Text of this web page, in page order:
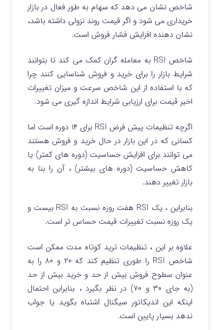
شاخص نشان می دهد که سهام به طور فعال در بازار
خریداری می شود و اگر قیمت روند نزولی داشته باشد،
نشان دهنده افزایش فشار فروش است.
شاخص RSI به معامله گران کمک می کند تا بتوانند
شرایط بازار را برای خرید و فروش شناسایی کنند چرا
که با استفاده از این شاخص سرعت و میزان تغییرات
اخیر قیمت برای ارزیابی شرایط اندازه گیری می شود.
اگرچه تنظیمات پیش فرض RSI برای ۱۴ دوره است اما
کسانی که در این بازار در حال خرید و فروش هستند
می توانند برای افزایش حساسیت (دوره های کمتر) یا
کاهش حساسیت (دوره های بیشتر) ، آن را بنا به
بازار تغییر دهند.
بنابراین ، یک RSI هفت روزه نسبت به RSI بیست و
یک روزه نسبت تغییرات قیمت حساس تر است.
علاوه بر این ، تنظیمات ترید کوتاه مدت ممکن است
شاخص RSI را طوری تنظیم کند که ۲۰ و ۸۰ را به
عنوان سطوح فروش بیش از حد و خرید بیش از حد
(به جای ۳۰ و ۷۰) در نظر بگیرد ، بنابراین احتمال
اینکه این اندیکاتور سیگنال اشتباه بگوید یا جواب
ندهد بسیار پایین است.